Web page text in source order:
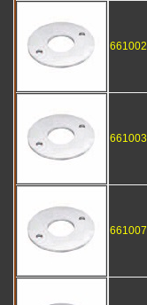
661002
661003
661007